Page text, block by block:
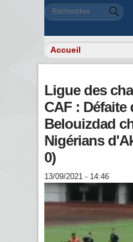
Formulaire
Rechercher
Ligue des
CAF : Défaite
Belouizdad
Nigérians
0)
13/09/2021 - 14:46